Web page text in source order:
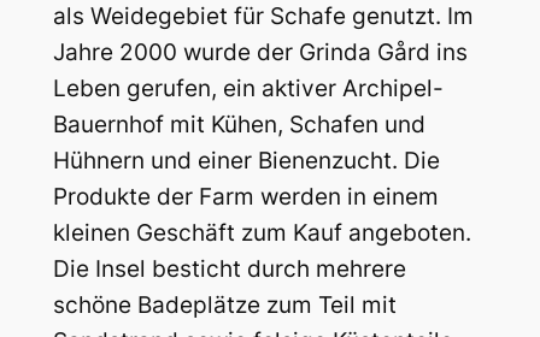
als Weidegebiet für Schafe genutzt. Im
Jahre 2000 wurde der Grinda Gård ins
Leben gerufen, ein aktiver Archipel-
Bauernhof mit Kühen, Schafen und
Hühnern und einer Bienenzucht. Die
Produkte der Farm werden in einem
kleinen Geschäft zum Kauf angeboten.
Die Insel besticht durch mehrere
schöne Badeplätze zum Teil mit